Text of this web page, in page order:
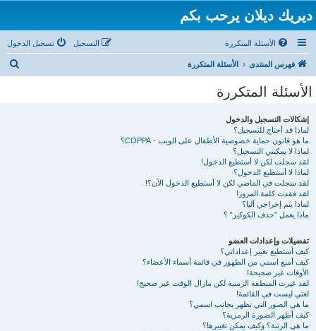
ديريك ديلان يرحب بكم
الأسئلة المتكررة تسجيل الدخول التسجيل
فهرس المنتدى الأسئلة المتكررة
الأسئلة المتكررة
إشكالات التسجيل والدخول
لماذا قد أحتاج للتسجيل؟
ما هو قانون حماية خصوصية الأطفال على الويب - COPPA؟
لماذا لا يمكنني التسجيل؟
لقد سجلت لكن لا أستطيع الدخول!
لماذا لا أستطيع الدخول؟
لقد سجلت في الماضي لكن لا أستطيع الدخول الآن؟!
لقد فقدت كلمة المرور!
لماذا يتم إخراجي آليا؟
ماذا يعمل ”حذف الكوكيز“ ؟
تفضيلات وإعدادات العضو
كيف أستطيع تغيير إعداداتي؟
كيف أمنع اسمي من الظهور في قائمة أسماء الأعضاء؟
الأوقات غير صحيحة!
لقد غيرت المنطقة الزمنية لكن مازال الوقت غير صحيح!
لغتي ليست في القائمة!
ما هي الصور التي تظهر بجانب اسمي؟
كيف أظهر الصورة الرمزية؟
ما هي الرتبة؟ وكيف يمكن تغييرها؟